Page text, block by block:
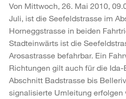
Von Mittwoch, 26. Mai 2010,
Juli, ist die Seefeldstrasse im
Horneggstrasse in beiden
Stadteinwärts ist die
Arosastrasse befahrbar. Ein
Richtungen gilt auch für die
Abschnitt Badstrasse bis
signalisierte Umleitung erfolgen